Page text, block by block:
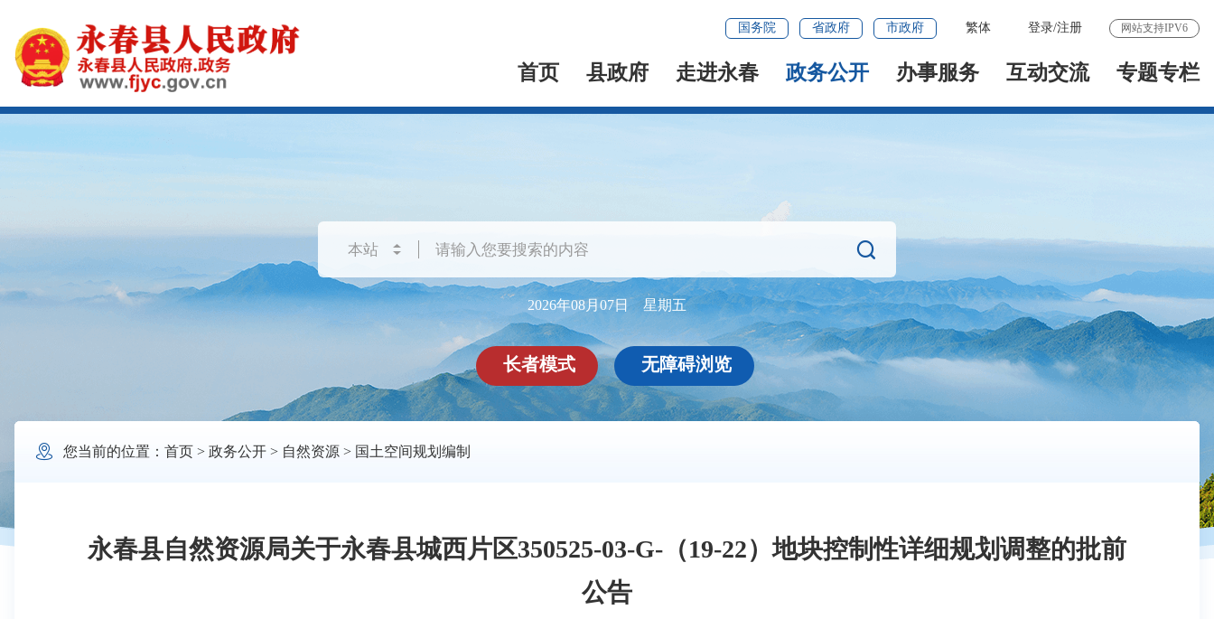
国务院 省政府 市政府 繁体 登录/注册 网站支持IPV6
首页 县政府 走进永春 政务公开 办事服务 互动交流 专题专栏

2026年08月07日 星期五
长者模式 无障碍浏览
 您当前的位置： 首页> 政务公开> 自然资源> 国土空间规划编制
永春县自然资源局关于永春县城西片区350525-03-G-（19-22）地块控制性详细规划调整的批前
公告